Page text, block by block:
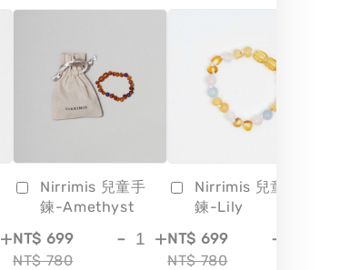
+
Nirrimis 兒童手
鍊-Amethyst
NT$ 699
NT$ 780
- +
Nirrimis 兒童手
鍊-Lily
NT$ 699
NT$ 780
-